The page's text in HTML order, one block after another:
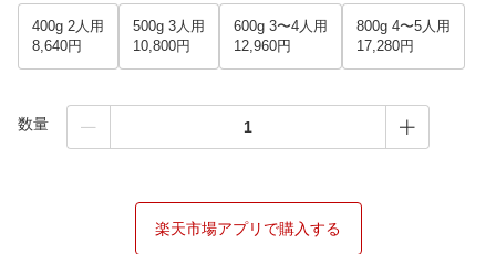
400g 2人用
8,640円
500g 3人用
10,800円
600g 3〜4人用
12,960円
800g 4〜5人用
17,280円
数量
楽天市場アプリで購入する